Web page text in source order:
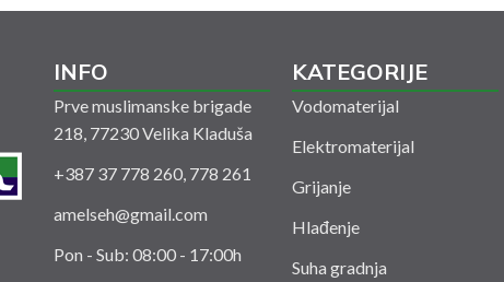
INFO
Prve muslimanske brigade
218, 77230 Velika Kladuša
+387 37 778 260, 778 261
amelseh@gmail.com
Pon - Sub: 08:00 - 17:00h
KATEGORIJE
Vodomaterijal
Elektromaterijal
Grijanje
Hlađenje
Suha gradnja